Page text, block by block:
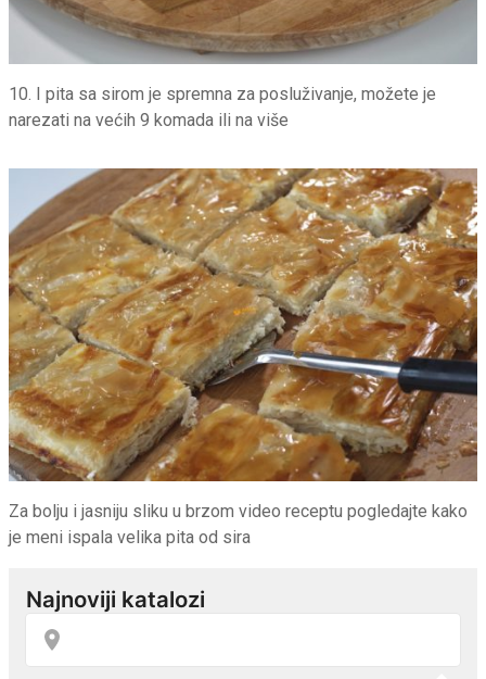
10. I pita sa sirom je spremna za posluživanje, možete je
narezati na većih 9 komada ili na više
Za bolju i jasniju sliku u brzom video receptu pogledajte kako
je meni ispala velika pita od sira